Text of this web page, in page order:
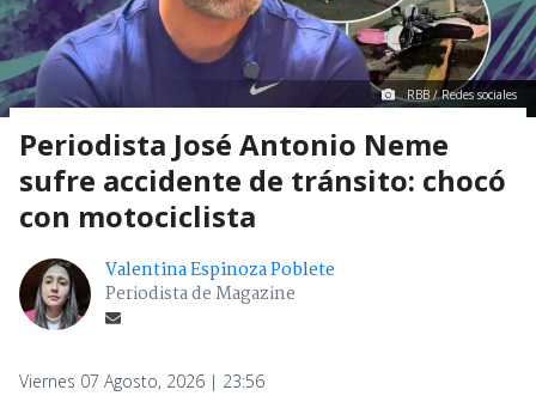
RBB / Redes sociales
Periodista José Antonio Neme
sufre accidente de tránsito: chocó
con motociclista
Valentina Espinoza Poblete
Periodista de Magazine
Viernes 07 Agosto, 2026 | 23:56